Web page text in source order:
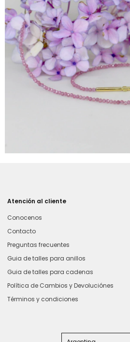
$282.510
Atención al cliente
Conocenos
Contacto
Preguntas frecuentes
Guia de talles para anillos
Guia de talles para cadenas
Política de Cambios y Devoluciónes
Términos y condiciones